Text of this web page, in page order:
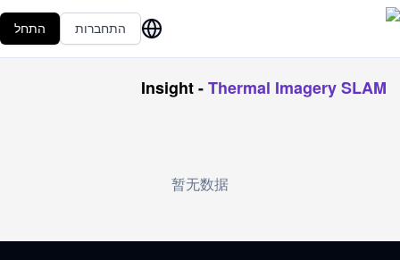
התחברות התחל
Insight-Thermal Imagery SLAM
暂无数据